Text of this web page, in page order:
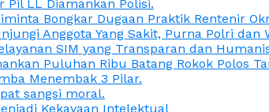
Pil LL Diamankan Polisi.
Bongkar Dugaan Praktik Rentenir
Anggota Yang Sakit, Purna Polri dan
SIM yang Transparan dan
Puluhan Ribu Batang Rokok Polos
Menembak 3 Pilar.
sangsi moral.
Kekayaan Intelektual